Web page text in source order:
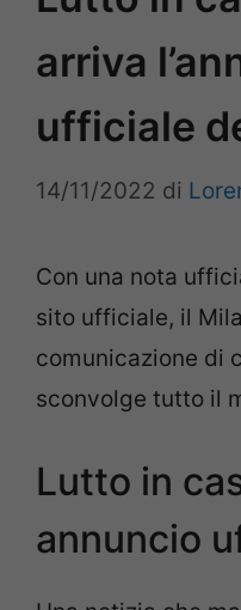
arriva
ufficiale
14/11/2022 di
Con una nota
sito ufficiale, il
comunicazione di
sconvolge tutto il
Lutto in
annuncio